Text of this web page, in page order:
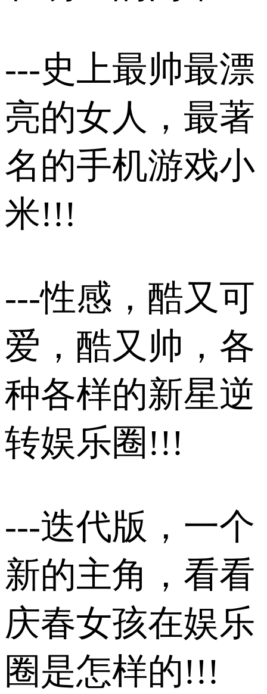
---史上最帅最漂
亮的女人，最著
名的手机游戏小
米!!!
---性感，酷又可
爱，酷又帅，各
种各样的新星逆
转娱乐圈!!!
---迭代版，一个
新的主角，看看
庆春女孩在娱乐
圈是怎样的!!!